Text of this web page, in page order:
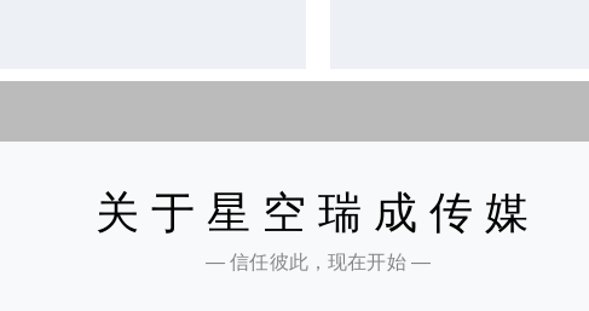
关于星空瑞成传媒
— 信任彼此，现在开始 —